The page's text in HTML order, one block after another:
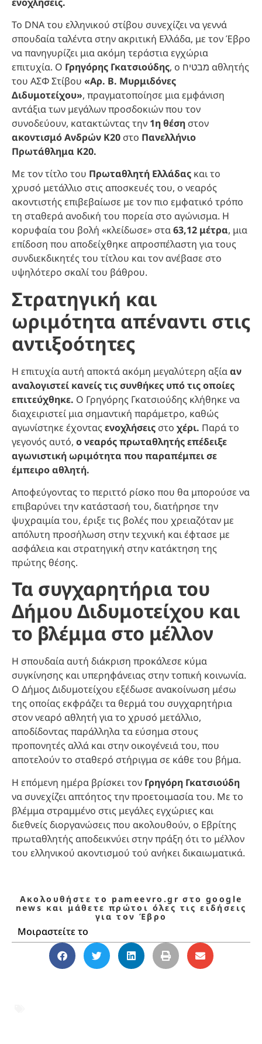
Το DNA του ελληνικού στίβου συνεχίζει να γεννά
σπουδαία ταλέντα στην ακριτική Ελλάδα, με τον Έβρο
να πανηγυρίζει μια ακόμη τεράστια εγχώρια
επιτυχία. Ο Γρηγόρης Γκατσιούδης, ο מבטיח αθλητής
του ΑΣΦ Στίβου «Αρ. Β. Μυρμιδόνες
Διδυμοτείχου», πραγματοποίησε μια εμφάνιση
αντάξια των μεγάλων προσδοκιών που τον
συνοδεύουν, κατακτώντας την 1η θέση στον
ακοντισμό Ανδρών Κ20 στο Πανελλήνιο
Πρωτάθλημα Κ20.
Με τον τίτλο του Πρωταθλητή Ελλάδας και το
χρυσό μετάλλιο στις αποσκευές του, ο νεαρός
ακοντιστής επιβεβαίωσε με τον πιο εμφατικό τρόπο
τη σταθερά ανοδική του πορεία στο αγώνισμα. Η
κορυφαία του βολή «κλείδωσε» στα63,12 μέτρα, μια
επίδοση που αποδείχθηκε απροσπέλαστη για τους
συνδιεκδικητές του τίτλου και τον ανέβασε στο
υψηλότερο σκαλί του βάθρου.
Στρατηγική και
ωριμότητα απέναντι στις
αντιξοότητες
Η επιτυχία αυτή αποκτά ακόμη μεγαλύτερη αξίααν
αναλογιστεί κανείς τις συνθήκες υπό τις οποίες
επιτεύχθηκε. Ο Γρηγόρης Γκατσιούδης κλήθηκε να
διαχειριστεί μια σημαντική παράμετρο, καθώς
αγωνίστηκε έχοντας ενοχλήσεις στο χέρι. Παρά το
γεγονός αυτό, ο νεαρός πρωταθλητής επέδειξε
αγωνιστική ωριμότητα που παραπέμπει σε
έμπειρο αθλητή.
Αποφεύγοντας το περιττό ρίσκο που θα μπορούσε να
επιβαρύνει την κατάστασή του, διατήρησε την
ψυχραιμία του, έριξε τις βολές που χρειαζόταν με
απόλυτη προσήλωση στην τεχνική και έφτασε με
ασφάλεια και στρατηγική στην κατάκτηση της
πρώτης θέσης.
Τα συγχαρητήρια του
Δήμου Διδυμοτείχου και
το βλέμμα στο μέλλον
Η σπουδαία αυτή διάκριση προκάλεσε κύμα
συγκίνησης και υπερηφάνειας στην τοπική κοινωνία.
Ο Δήμος Διδυμοτείχου εξέδωσε ανακοίνωση μέσω
της οποίας εκφράζει τα θερμά του συγχαρητήρια
στον νεαρό αθλητή για το χρυσό μετάλλιο,
αποδίδοντας παράλληλα τα εύσημα στους
προπονητές αλλά και στην οικογένειά του, που
αποτελούν το σταθερό στήριγμα σε κάθε του βήμα.
Η επόμενη ημέρα βρίσκει τον Γρηγόρη Γκατσιούδη
να συνεχίζει απτόητος την προετοιμασία του. Με το
βλέμμα στραμμένο στις μεγάλες εγχώριες και
διεθνείς διοργανώσεις που ακολουθούν, ο Εβρίτης
πρωταθλητής αποδεικνύει στην πράξη ότι το μέλλον
του ελληνικού ακοντισμού τού ανήκει δικαιωματικά.
Ακολουθήστε το pameevro.gr στο google
news και μάθετε πρώτοι όλες τις ειδήσεις
για τον Έβρο
Μοιραστείτε το